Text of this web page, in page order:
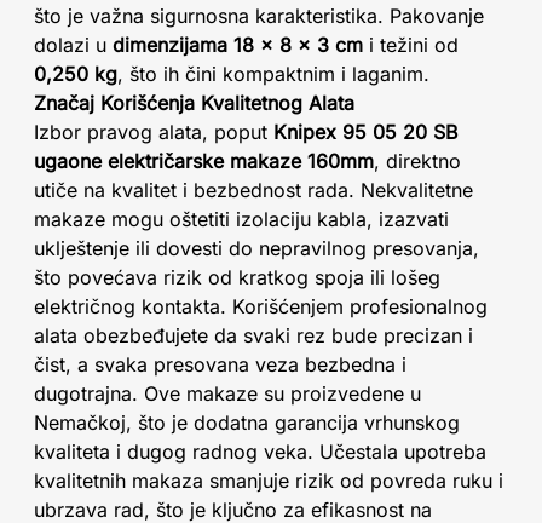
što je važna sigurnosna karakteristika. Pakovanje
dolazi u dimenzijama 18 x 8 x 3 cm i težini od
0,250 kg, što ih čini kompaktnim i laganim.
Značaj Korišćenja Kvalitetnog Alata
Izbor pravog alata, poput Knipex 95 05 20 SB
ugaone električarske makaze 160mm, direktno
utiče na kvalitet i bezbednost rada. Nekvalitetne
makaze mogu oštetiti izolaciju kabla, izazvati
uklještenje ili dovesti do nepravilnog presovanja,
što povećava rizik od kratkog spoja ili lošeg
električnog kontakta. Korišćenjem profesionalnog
alata obezbeđujete da svaki rez bude precizan i
čist, a svaka presovana veza bezbedna i
dugotrajna. Ove makaze su proizvedene u
Nemačkoj, što je dodatna garancija vrhunskog
kvaliteta i dugog radnog veka. Učestala upotreba
kvalitetnih makaza smanjuje rizik od povreda ruku i
ubrzava rad, što je ključno za efikasnost na